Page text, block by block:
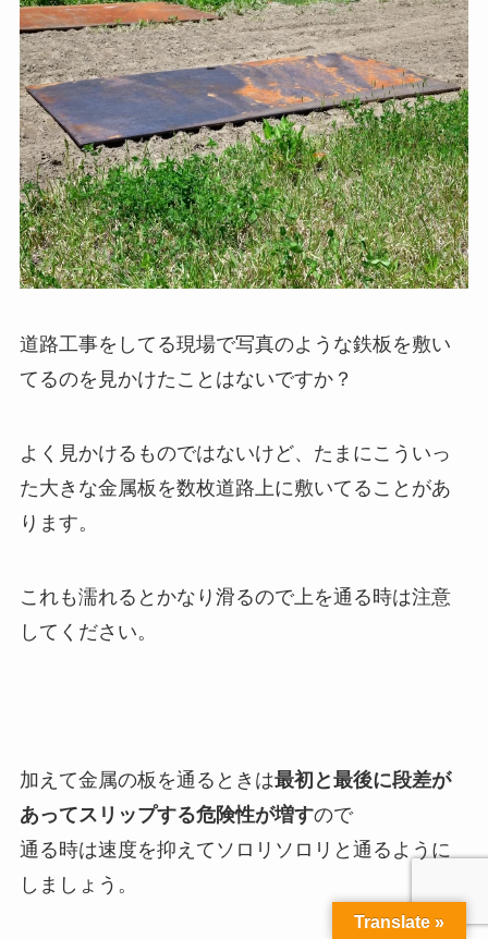
道路工事をしてる現場で写真のような鉄板を敷い
てるのを見かけたことはないですか？
よく見かけるものではないけど、たまにこういっ
た大きな金属板を数枚道路上に敷いてることがあ
ります。
これも濡れるとかなり滑るので上を通る時は注意
してください。
加えて金属の板を通るときは最初と最後に段差が
あってスリップする危険性が増すので
通る時は速度を抑えてソロリソロリと通るように
しましょう。
Translate »